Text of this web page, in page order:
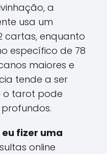
a
usa um
cartas, enquanto
específico de 78
maiores e
tende a ser
o tarot pode
eu fizer uma
online